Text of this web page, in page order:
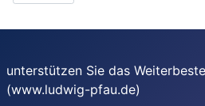
unterstützen Sie das
(www.ludwig-pfau.de)